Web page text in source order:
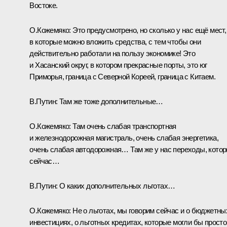
Востоке.
О.Кожемяко: Это предусмотрено, но сколько у нас ещё мест,
в которые можно вложить средства, с тем чтобы они
действительно работали на пользу экономике! Это
и Хасанский округ, в котором прекрасные порты, это юг
Приморья, граница с Северной Кореей, граница с Китаем.
В.Путин: Там же тоже дополнительные…
О.Кожемяко: Там очень слабая транспортная
и железнодорожная магистраль, очень слабая энергетика,
очень слабая автодорожная… Там же у нас переходы,
сейчас…
В.Путин: О каких дополнительных льготах…
О.Кожемяко: Не о льготах, мы говорим сейчас и о
инвестициях, о льготных кредитах, которые могли бы просто